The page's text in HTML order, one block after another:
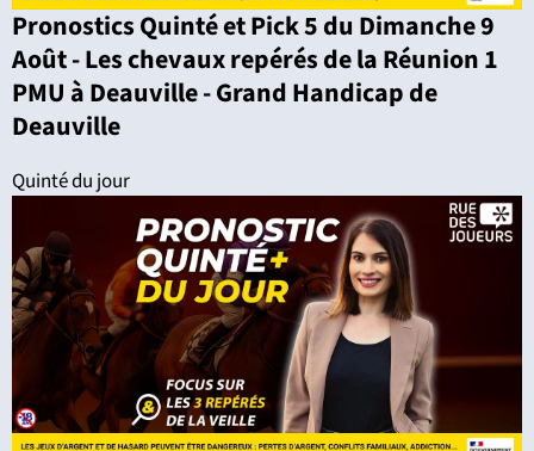
Pronostics Quinté et Pick 5 du Dimanche 9
Août - Les chevaux repérés de la Réunion 1
PMU à Deauville - Grand Handicap de
Deauville
Quinté du jour